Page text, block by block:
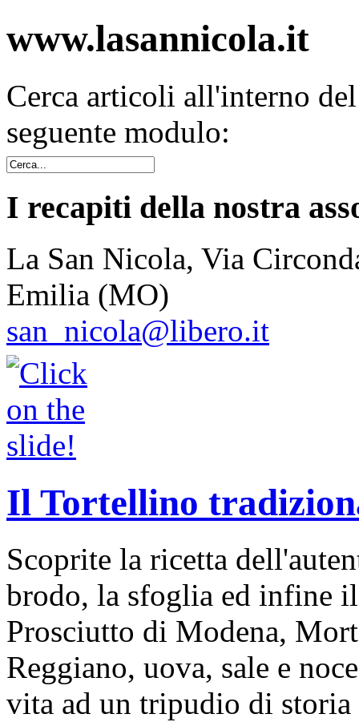
www.lasannicola.it
Cerca articoli all'interno
seguente modulo:
I recapiti della nostra
La San Nicola, Via
Emilia (MO)
san_nicola@libero.it
Il Tortellino
Scoprite la ricetta
brodo, la sfoglia ed infine
Prosciutto di Modena,
Reggiano, uova, sale e
vita ad un tripudio di storia